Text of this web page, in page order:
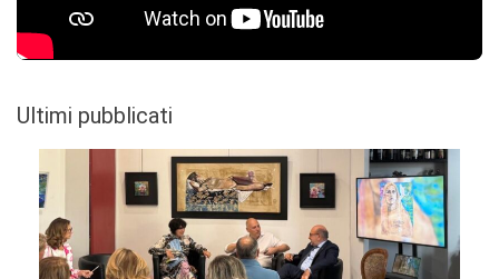
Ultimi pubblicati